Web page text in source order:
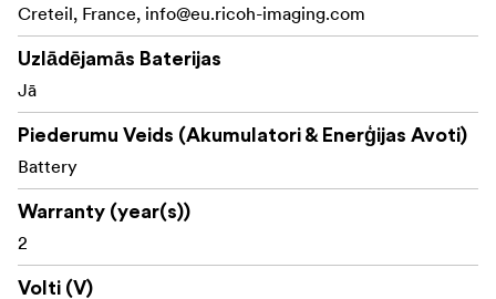
Creteil, France, info@eu.ricoh-imaging.com
Uzlādējamās Baterijas
Jā
Piederumu Veids (Akumulatori & Enerģijas Avoti)
Battery
Warranty (year(s))
2
Volti (V)